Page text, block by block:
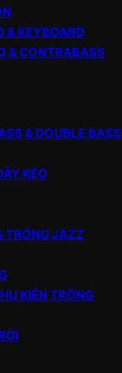
& KEYBOARD
& CONTRABASS
& DOUBLE BASS
KÉO
TRỐNG JAZZ
KIỆN TRỐNG